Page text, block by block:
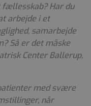
Har du
arbejde i et
samarbejde
Så er det måske
Center Ballerup,
med svære
når